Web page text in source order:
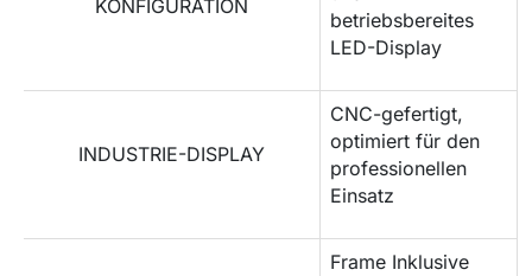
KONFIGURATION
betriebsbereites
LED-Display
INDUSTRIE-DISPLAY
CNC-gefertigt,
optimiert für den
professionellen
Einsatz
Frame Inklusive